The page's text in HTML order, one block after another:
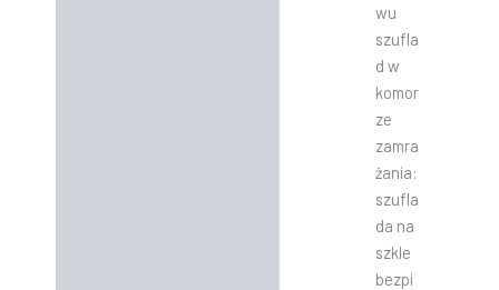
wu
szufla
d w
komor
ze
zamra
żania:
szufla
da na
szkle
bezpi